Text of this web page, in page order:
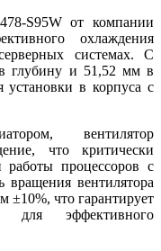
S95W от компании
охлаждения
системах. С
глубину и 51,52 мм в
установки в корпуса с
вентилятор
что критически
работы процессоров с
вращения вентилятора
±10%, что гарантирует
для эффективного